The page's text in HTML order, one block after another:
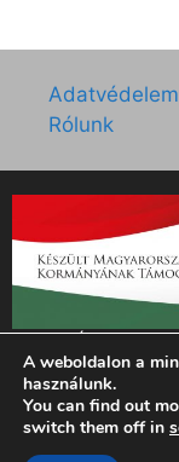
Adatvédelem
Rólunk
„Az Új Ember
támogatását
szerződés
A weboldalon a
használunk.
You can find out
switch them off in